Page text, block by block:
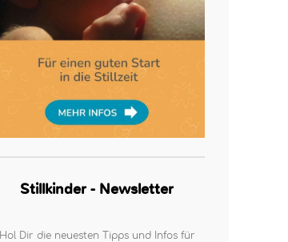
Stillkinder - Newsletter
Hol Dir die neuesten Tipps und Infos für